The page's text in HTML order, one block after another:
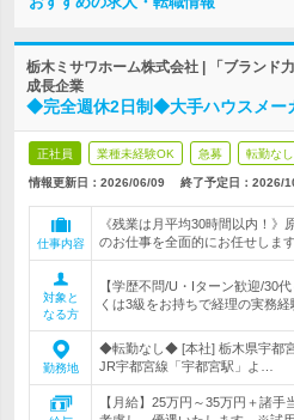
栃木ミサワホーム株式会社 | 「ブランド
成長企業
◆完全週休2日制◆大手ハウスメー
正社員 業種未経験OK 急募 転勤なし
情報更新日：2026/06/09 終了予定日： 2026/
仕事内容
《残業は月平均30時間以内！》
のお仕事を全面的にお任せします
対象と
なる方
【学歴不問/U・Iターン歓迎/30
くは3級をお持ちで経理の実務経
勤務地
◆転勤なし◆ [本社] 栃木県宇都
JR宇都宮線「宇都宮駅」よ…
【月給】25万円～35万円＋諸